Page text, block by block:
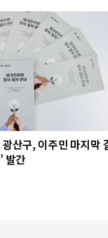
산구, 이주민 마지막
발간